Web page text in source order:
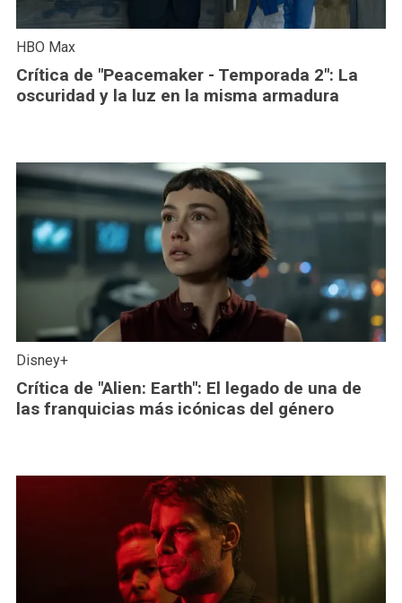
HBO Max
Crítica de "Peacemaker - Temporada 2": La
oscuridad y la luz en la misma armadura
Disney+
Crítica de "Alien: Earth": El legado de una de
las franquicias más icónicas del género